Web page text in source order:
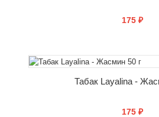
175 ₽
СООБЩИТЬ О
Табак Layalina -
175 ₽